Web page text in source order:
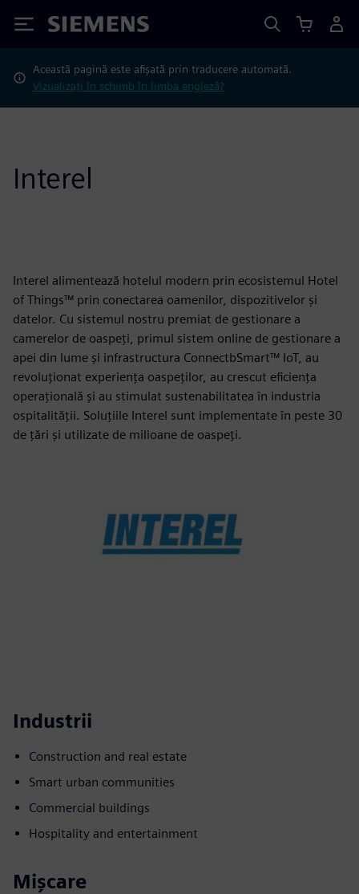
Siemens
Această pagină este afișată prin traducere automată.
Vizualizați în schimb în limba engleză?
Interel
Interel alimentează hotelul modern prin ecosistemul Hotel
of Things™ prin conectarea oamenilor, dispozitivelor și
datelor. Cu sistemul nostru premiat de gestionare a
camerelor de oaspeți, primul sistem online de gestionare a
apei din lume și infrastructura ConnectbSmart™ IoT, au
revoluționat experiența oaspeților, au crescut eficiența
operațională și au stimulat sustenabilitatea în industria
ospitalității. Soluțiile Interel sunt implementate în peste 30
de țări și utilizate de milioane de oaspeți.
Industrii
Construction and real estate
Smart urban communities
Commercial buildings
Hospitality and entertainment
Mișcare